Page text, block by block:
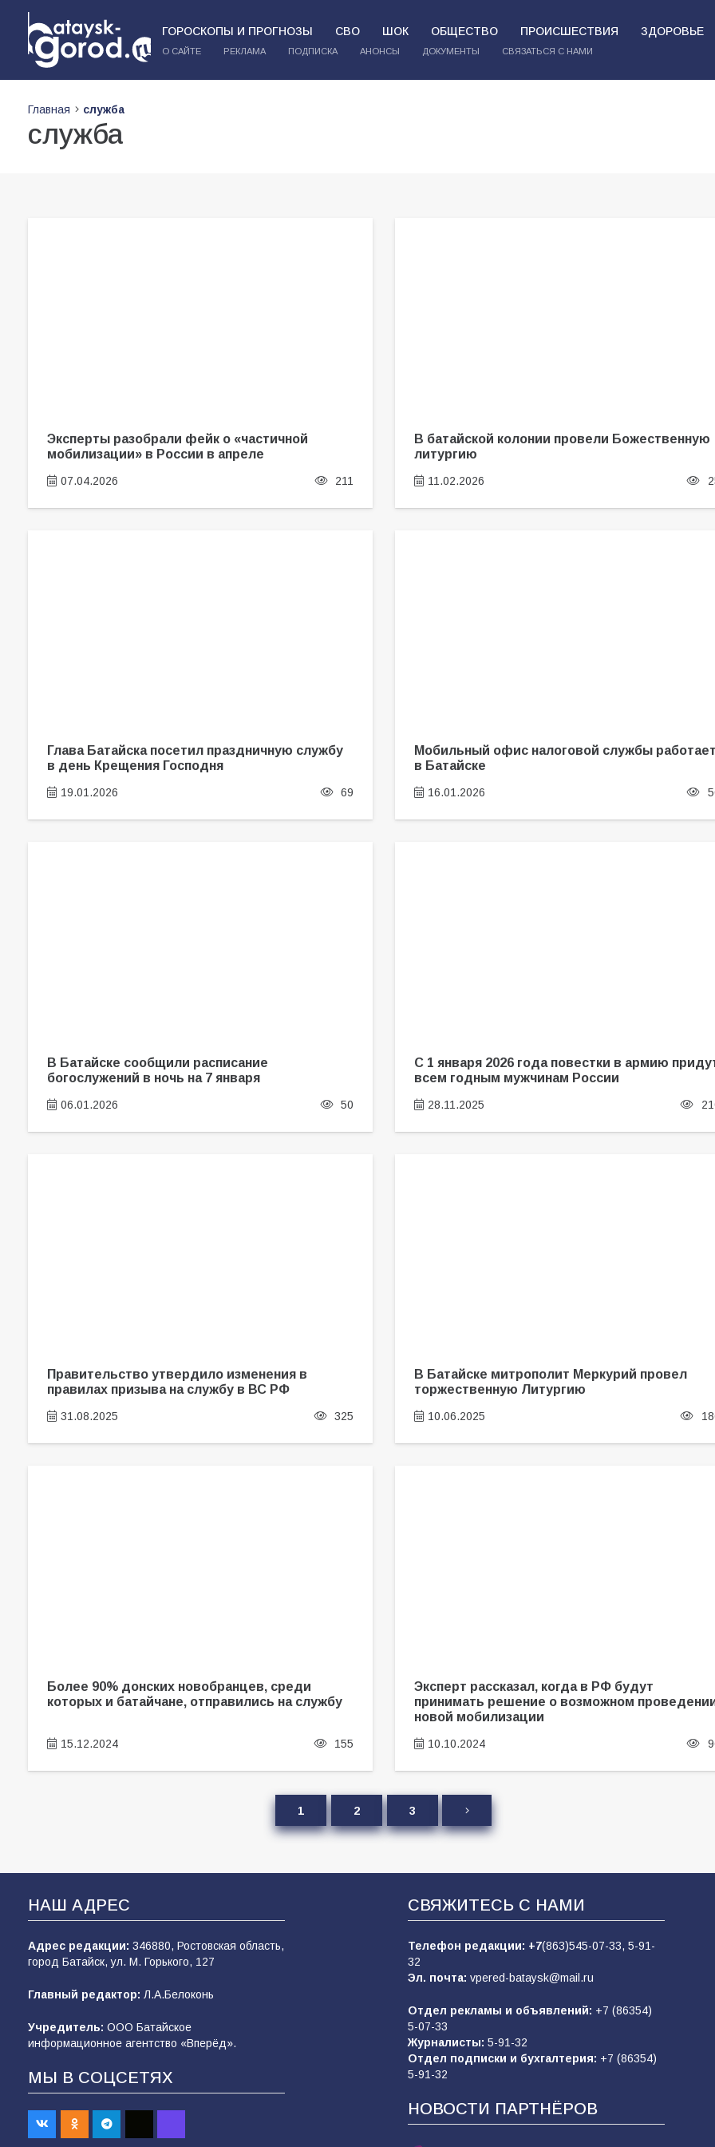
ГОРОСКОПЫ И ПРОГНОЗЫ СВО ШОК ОБЩЕСТВО ПРОИСШЕСТВИЯ ЗДОРОВЬЕ
О САЙТЕ РЕКЛАМА ПОДПИСКА АНОНСЫ ДОКУМЕНТЫ СВЯЗАТЬСЯ С НАМИ
Главная служба
служба
Эксперты разобрали фейк о «частичной
мобилизации» в России в апреле
07.04.2026 211
В батайской колонии провели Божественную
литургию
11.02.2026
Глава Батайска посетил праздничную службу
в день Крещения Господня
19.01.2026 69
Мобильный офис налоговой службы работает
в Батайске
16.01.2026
В Батайске сообщили расписание
богослужений в ночь на 7 января
06.01.2026 50
С 1 января 2026 года повестки в армию
всем годным мужчинам России
28.11.2025
Правительство утвердило изменения в
правилах призыва на службу в ВС РФ
31.08.2025 325
В Батайске митрополит Меркурий провел
торжественную Литургию
10.06.2025
Более 90% донских новобранцев, среди
которых и батайчане, отправились на службу
15.12.2024 155
Эксперт рассказал, когда в РФ будут
принимать решение о возможном
новой мобилизации
10.10.2024
1 2 3
НАШ АДРЕС
Адрес редакции: 346880, Ростовская область,
город Батайск, ул. М. Горького, 127
Главный редактор: Л.А.Белоконь
Учредитель: ООО Батайское
информационное агентство «Вперёд».
МЫ В СОЦСЕТЯХ
СВЯЖИТЕСЬ С НАМИ
Телефон редакции: +7(863)545-07-33, 5-91-
32
Эл. почта: vpered-bataysk@mail.ru
Отдел рекламы и объявлений: +7 (86354)
5-07-33
Журналисты: 5-91-32
Отдел подписки и бухгалтерия: +7 (86354)
5-91-32
НОВОСТИ ПАРТНЁРОВ